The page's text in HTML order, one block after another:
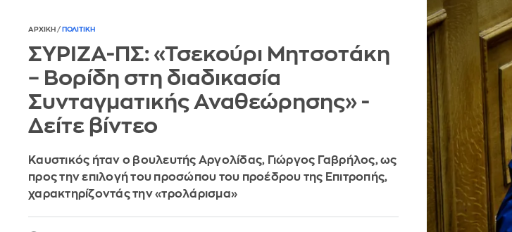
ΑΡΧΙΚΗ / ΠΟΛΙΤΙΚΗ
ΣΥΡΙΖΑ-ΠΣ: «Τσεκούρι Μητσοτάκη
– Βορίδη στη διαδικασία
Συνταγματικής Αναθεώρησης» -
Δείτε βίντεο
Καυστικός ήταν ο βουλευτής Αργολίδας, Γιώργος Γαβρήλος, ως
προς την επιλογή του προσώπου του προέδρου της Επιτροπής,
χαρακτηρίζοντάς την «τρολάρισμα»